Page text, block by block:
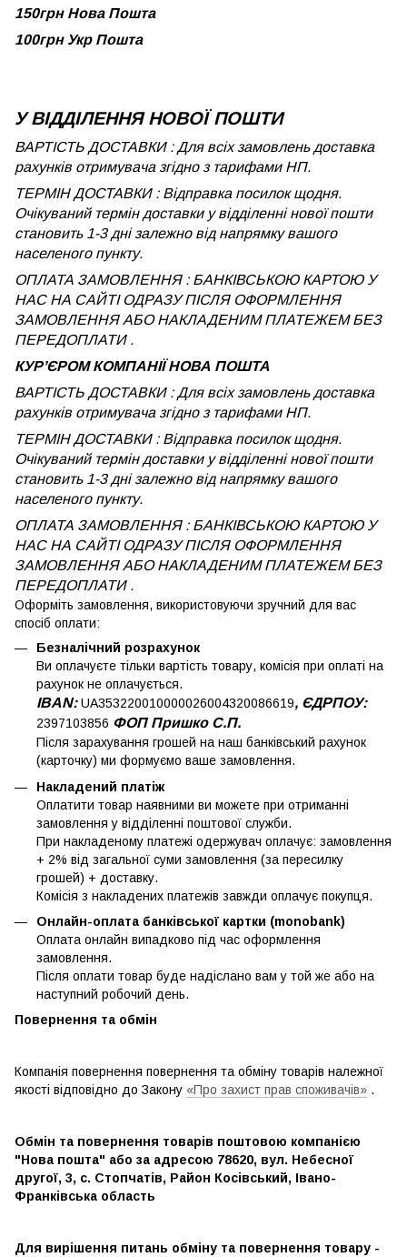
150грн Нова Пошта
100грн Укр Пошта
У ВІДДІЛЕННЯ НОВОЇ ПОШТИ
ВАРТІСТЬ ДОСТАВКИ : Для всіх замовлень доставка
рахунків отримувача згідно з тарифами НП.
ТЕРМІН ДОСТАВКИ : Відправка посилок щодня.
Очікуваний термін доставки у відділенні нової пошти
становить 1-3 дні залежно від напрямку вашого
населеного пункту.
ОПЛАТА ЗАМОВЛЕННЯ : БАНКІВСЬКОЮ КАРТОЮ У
НАС НА САЙТІ ОДРАЗУ ПІСЛЯ ОФОРМЛЕННЯ
ЗАМОВЛЕННЯ АБО НАКЛАДЕНИМ ПЛАТЕЖЕМ БЕЗ
ПЕРЕДОПЛАТИ .
КУРʼЄРОМ КОМПАНІЇ НОВА ПОШТА
ВАРТІСТЬ ДОСТАВКИ : Для всіх замовлень доставка
рахунків отримувача згідно з тарифами НП.
ТЕРМІН ДОСТАВКИ : Відправка посилок щодня.
Очікуваний термін доставки у відділенні нової пошти
становить 1-3 дні залежно від напрямку вашого
населеного пункту.
ОПЛАТА ЗАМОВЛЕННЯ : БАНКІВСЬКОЮ КАРТОЮ У
НАС НА САЙТІ ОДРАЗУ ПІСЛЯ ОФОРМЛЕННЯ
ЗАМОВЛЕННЯ АБО НАКЛАДЕНИМ ПЛАТЕЖЕМБЕЗ
ПЕРЕДОПЛАТИ .
Оформіть замовлення, використовуючи зручний для вас
спосіб оплати:
Безналічний розрахунок
Ви оплачуєте тільки вартість товару, комісія при оплаті на
рахунок не оплачується.
IBAN:UA353220010000026004320086619, ЄДРПОУ:
2397103856 ФОП Пришко С.П.
Після зарахування грошей на наш банківський рахунок
(карточку) ми формуємо ваше замовлення.
Накладений платіж
Оплатити товар наявними ви можете при отриманні
замовлення у відділенні поштової служби.
При накладеному платежі одержувач оплачує: замовлення
+ 2% від загальної суми замовлення (за пересилку
грошей) + доставку.
Комісія з накладених платежів завжди оплачує покупця.
Онлайн-оплата банківської картки (monobank)
Оплата онлайн випадково під час оформлення
замовлення.
Після оплати товар буде надіслано вам у той же або на
наступний робочий день.
Повернення та обмін
Компанія повернення повернення та обміну товарів належної
якості відповідно до Закону «Про захист прав споживачів» .
Обмін та повернення товарів поштовою компанією
"Нова пошта" або за адресою 78620, вул. Небесної
другої, 3, с. Стопчатів, Район Косівський, Івано-
Франківська область
Для вирішення питань обміну та повернення товару -